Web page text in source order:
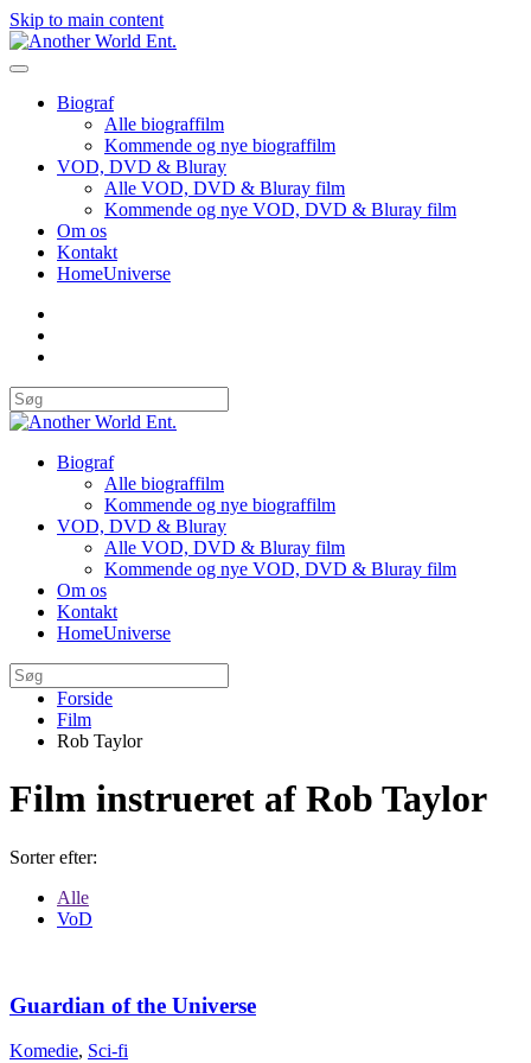
Skip to main content
Biograf
Alle biograffilm
Kommende og nye biograffilm
VOD, DVD & Bluray
Alle VOD, DVD & Bluray film
Kommende og nye VOD, DVD & Bluray film
Om os
Kontakt
HomeUniverse
Biograf
Alle biograffilm
Kommende og nye biograffilm
VOD, DVD & Bluray
Alle VOD, DVD & Bluray film
Kommende og nye VOD, DVD & Bluray film
Om os
Kontakt
HomeUniverse
Forside
Film
Rob Taylor
Film instrueret af Rob Taylor
Sorter efter:
Alle
VoD
Guardian of the Universe
Komedie, Sci-fi